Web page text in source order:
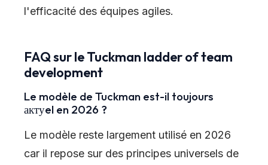
l'efficacité des équipes agiles.
FAQ sur le Tuckman ladder of team
development
Le modèle de Tuckman est-il toujours
актуel en 2026 ?
Le modèle reste largement utilisé en 2026
car il repose sur des principes universels de